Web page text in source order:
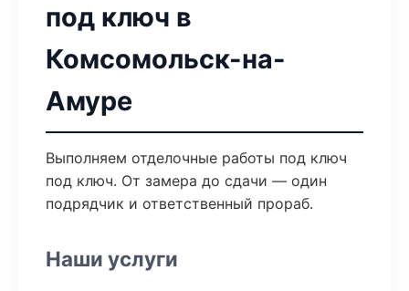
под ключ в
Комсомольск-на-
Амуре
Выполняем отделочные работы под ключ
под ключ. От замера до сдачи — один
подрядчик и ответственный прораб.
Наши услуги